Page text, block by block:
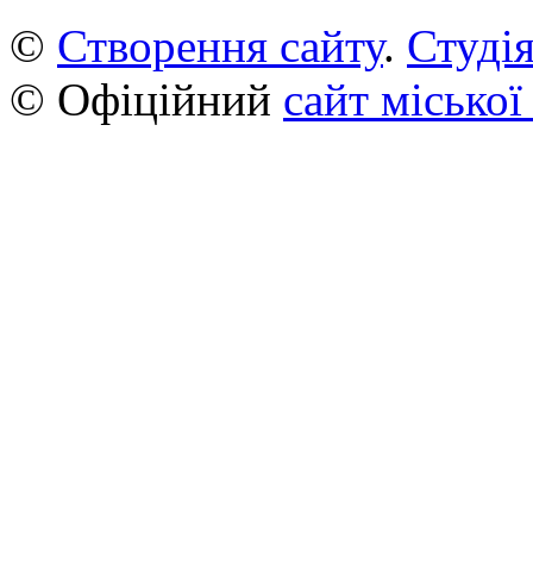
© Створення сайту.
© Офіційний сайт